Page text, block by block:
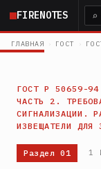
Перейти
основному
FIRENOTES ⌕
ГЛАВНАЯ › ГОСТ ›
ГОСТ Р 50659-
ЧАСТЬ 2.
СИГНАЛИЗАЦИИ.
ИЗВЕЩАТЕЛИ ДЛЯ
Раздел 01 1